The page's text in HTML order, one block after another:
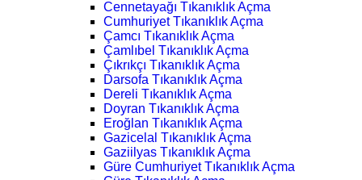
Cennetayağı Tıkanıklık Açma
Cumhuriyet Tıkanıklık Açma
Çamcı Tıkanıklık Açma
Çamlıbel Tıkanıklık Açma
Çıkrıkçı Tıkanıklık Açma
Darsofa Tıkanıklık Açma
Dereli Tıkanıklık Açma
Doyran Tıkanıklık Açma
Eroğlan Tıkanıklık Açma
Gazicelal Tıkanıklık Açma
Gaziilyas Tıkanıklık Açma
Güre Cumhuriyet Tıkanıklık Açma